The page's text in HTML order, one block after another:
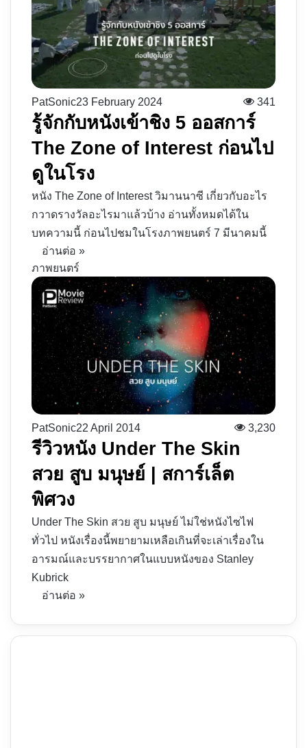
PatSonic23 February 2024 341
รู้จักกับหนังเข้าชิง 5 ออสการ์
The Zone of Interest ก่อนไป
ดูในโรง
หนัง The Zone of Interest วิมานนาซี เกี่ยวกับอะไร
กวาดรางวัลอะไรมาแล้วบ้าง อ่านทั้งหมดได้ใน
บทความนี้ ก่อนไปชมในโรงภาพยนตร์ 7 มีนาคมนี้
อ่านต่อ »
ภาพยนตร์
PatSonic22 April 2014 3,230
รีวิวหนัง Under The Skin
สวย สูบ มนุษย์ | สการ์เล็ต
พิศวง
Under The Skin สวย สูบ มนุษย์ ไม่ใช่หนังไซไฟ
ทั่วไป หนังเรื่องนี้พยายามเหลือเกินที่จะเล่าเรื่องใน
อารมณ์และบรรยากาศในแบบหนังของ Stanley
Kubrick
อ่านต่อ »